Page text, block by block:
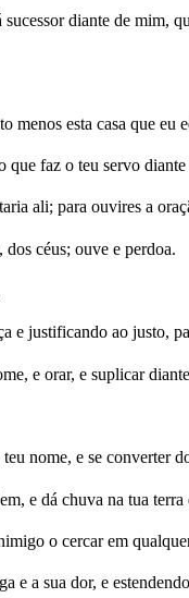
diante de mim,
menos esta casa que eu
que faz o teu servo diante
ali; para ouvires a
céus; ouve e perdoa.
e justificando ao justo,
e orar, e suplicar
nome, e se converter
e dá chuva na tua
o cercar em
a sua dor, e